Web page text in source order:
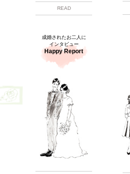
READ
成婚されたお二人に
インタビュー
Happy Report